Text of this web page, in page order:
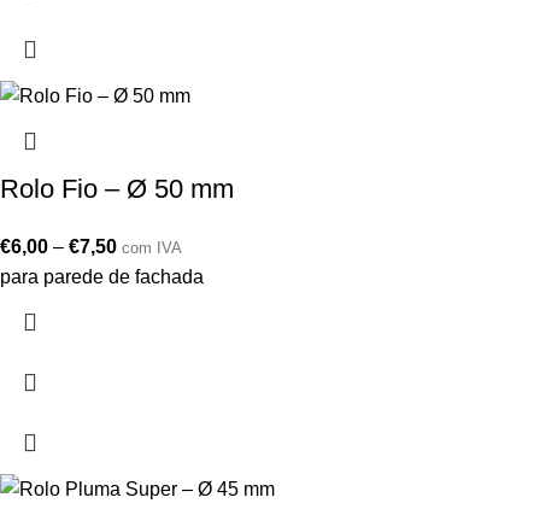
Rolo Fio – Ø 50 mm
€6,00 – €7,50 com IVA
para parede de fachada